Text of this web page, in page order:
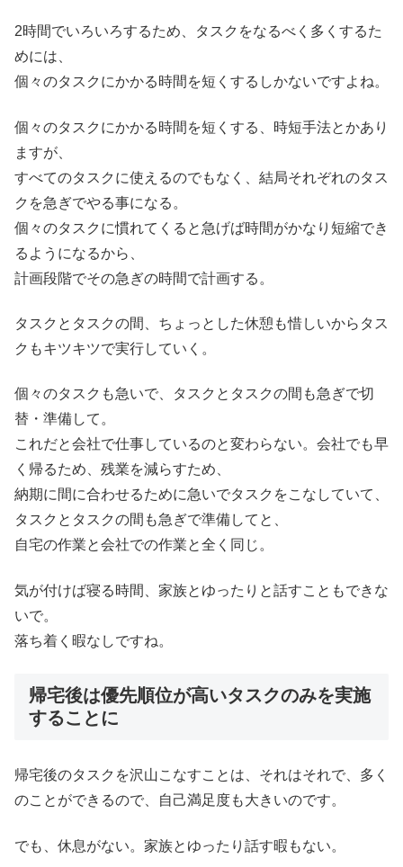
2時間でいろいろするため、タスクをなるべく多くするた
めには、
個々のタスクにかかる時間を短くするしかないですよね。
個々のタスクにかかる時間を短くする、時短手法とかあり
ますが、
すべてのタスクに使えるのでもなく、結局それぞれのタス
クを急ぎでやる事になる。
個々のタスクに慣れてくると急げば時間がかなり短縮でき
るようになるから、
計画段階でその急ぎの時間で計画する。
タスクとタスクの間、ちょっとした休憩も惜しいからタス
クもキツキツで実行していく。
個々のタスクも急いで、タスクとタスクの間も急ぎで切
替・準備して。
これだと会社で仕事しているのと変わらない。会社でも早
く帰るため、残業を減らすため、
納期に間に合わせるために急いでタスクをこなしていて、
タスクとタスクの間も急ぎで準備してと、
自宅の作業と会社での作業と全く同じ。
気が付けば寝る時間、家族とゆったりと話すこともできな
いで。
落ち着く暇なしですね。
帰宅後は優先順位が高いタスクのみを実施
することに
帰宅後のタスクを沢山こなすことは、それはそれで、多く
のことができるので、自己満足度も大きいのです。
でも、休息がない。家族とゆったり話す暇もない。